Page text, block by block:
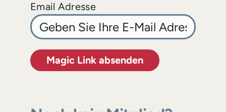
Email Adresse
Magic Link absenden